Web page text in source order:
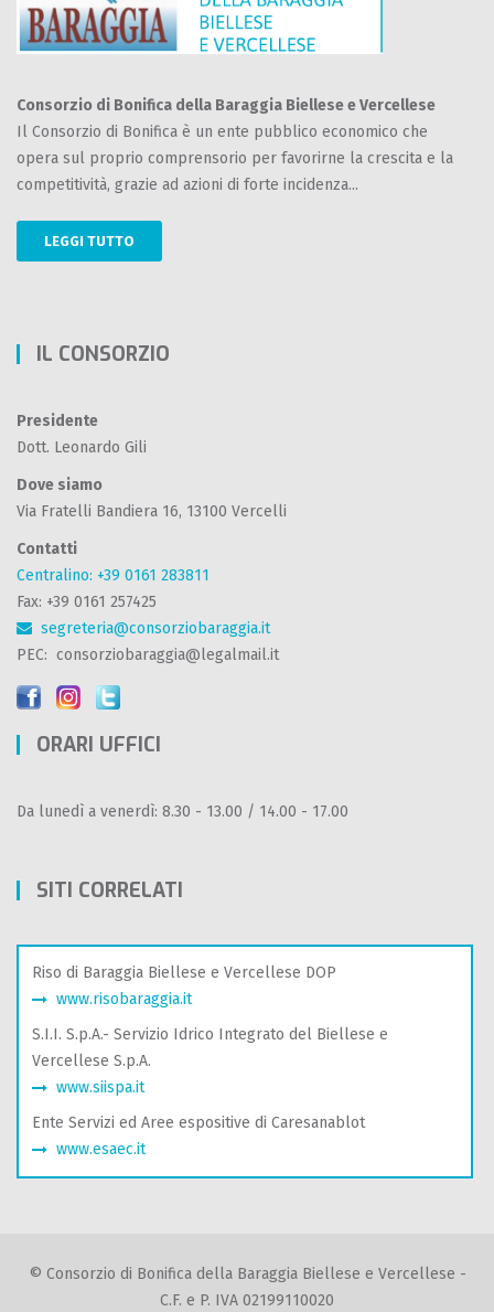
Consorzio di Bonifica della Baraggia Biellese e Vercellese
Il Consorzio di Bonifica è un ente pubblico economico che
opera sul proprio comprensorio per favorirne la crescita e la
competitività, grazie ad azioni di forte incidenza...
LEGGI TUTTO
IL CONSORZIO
Presidente
Dott. Leonardo Gili
Dove siamo
Via Fratelli Bandiera 16, 13100 Vercelli
Contatti
Centralino: +39 0161 283811
Fax: +39 0161 257425
segreteria@consorziobaraggia.it
PEC: consorziobaraggia@legalmail.it
ORARI UFFICI
Da lunedì a venerdì: 8.30 - 13.00 / 14.00 - 17.00
SITI CORRELATI
Riso di Baraggia Biellese e Vercellese DOP
www.risobaraggia.it
S.I.I. S.p.A.- Servizio Idrico Integrato del Biellese e
Vercellese S.p.A.
www.siispa.it
Ente Servizi ed Aree espositive di Caresanablot
www.esaec.it
© Consorzio di Bonifica della Baraggia Biellese e Vercellese -
C.F. e P. IVA 02199110020